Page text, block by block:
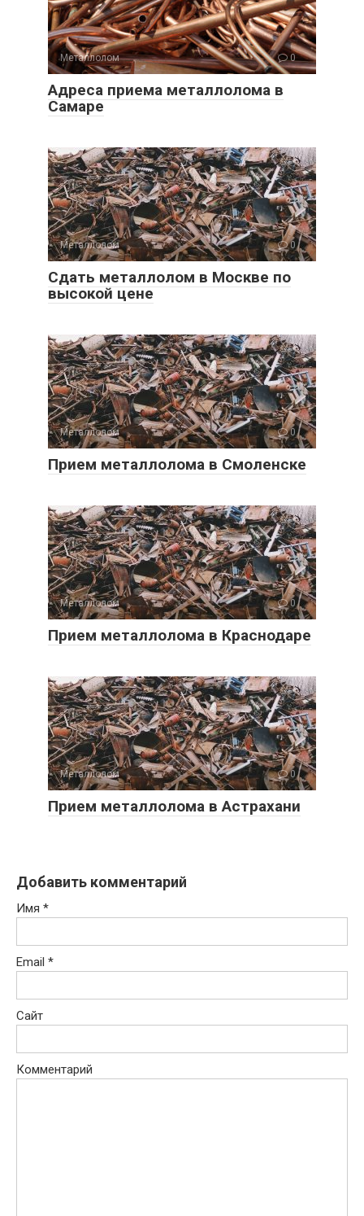
Металлолом 0
Адреса приема металлолома в
Самаре
Металлолом 0
Сдать металлолом в Москве по
высокой цене
Металлолом 0
Прием металлолома в Смоленске
Металлолом 0
Прием металлолома в Краснодаре
Металлолом 0
Прием металлолома в Астрахани
Добавить комментарий
Имя *
Email *
Сайт
Комментарий